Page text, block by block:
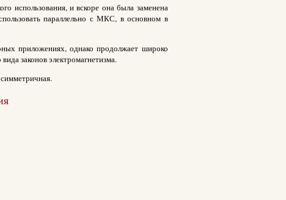
использования, и вскоре она была заменена
параллельно с МКС, в основном в
приложениях, однако продолжает широко
законов электромагнетизма.